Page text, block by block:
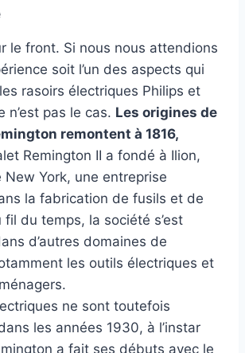
le front. Si nous nous attendions
soit l’un des aspects qui
rasoirs électriques Philips et
n’est pas le cas. Les origines de
remontent à 1816,
Remington II a fondé à Ilion,
New York, une entreprise
la fabrication de fusils et de
fil du temps, la société s’est
d’autres domaines de
les outils électriques et
ne sont toutefois
les années 1930, à l’instar
a fait ses débuts avec le